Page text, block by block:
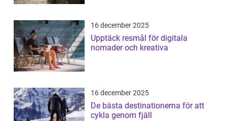
16 december 2025
Upptäck resmål för digitala
nomader och kreativa
16 december 2025
De bästa destinationerna för att
cykla genom fjäll